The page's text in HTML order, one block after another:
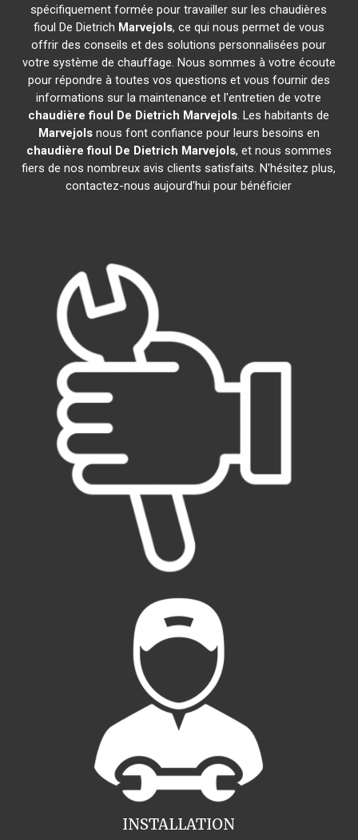
spécifiquement formée pour travailler sur les chaudières
fioul De Dietrich Marvejols, ce qui nous permet de vous
offrir des conseils et des solutions personnalisées pour
votre système de chauffage. Nous sommes à votre écoute
pour répondre à toutes vos questions et vous fournir des
informations sur la maintenance et l'entretien de votre
chaudière fioul De Dietrich Marvejols. Les habitants de
Marvejolsnous font confiance pour leurs besoins en
chaudière fioul De Dietrich Marvejols, et nous sommes
fiers de nos nombreux avis clients satisfaits. N'hésitez plus,
contactez-nous aujourd'hui pour bénéficier
INSTALLATION